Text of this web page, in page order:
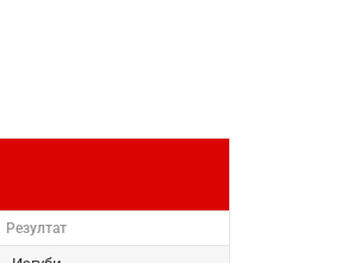
Резултат